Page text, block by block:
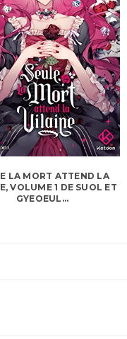
LA MORT ATTEND LA
VOLUME 1 DE SUOL ET
GYEOEUL...